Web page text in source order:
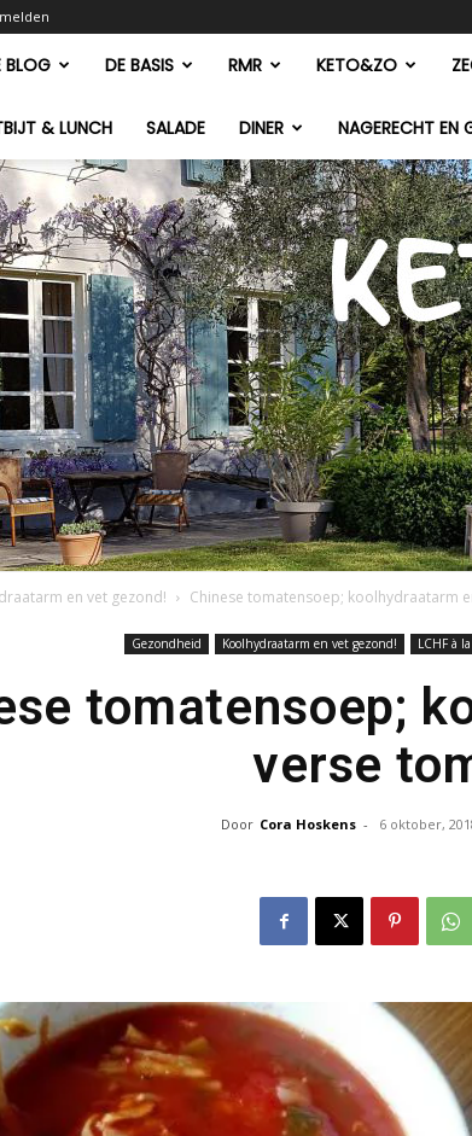
BLOG DE BASIS RMR KETO&ZO
& LUNCH SALADE DINER NAGERECHT EN
zo
en vet gezond! Chinese tomatensoep; koolhydraatarm
Gezondheid Koolhydraatarm en vet gezond! LCHF à
tomatensoep;
verse
Door Cora Hoskens - 6 oktober,